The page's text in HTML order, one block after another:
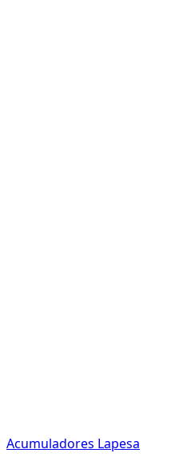
Acumuladores Lapesa